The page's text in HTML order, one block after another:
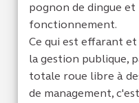
pognon de dingue
fonctionnement.
Ce qui est effarant
la gestion publique,
totale roue libre à
de management,